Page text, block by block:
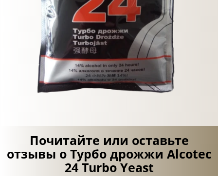
Почитайте или оставьте
отзывы о Турбо дрожжи Alcotec
24 Turbo Yeast